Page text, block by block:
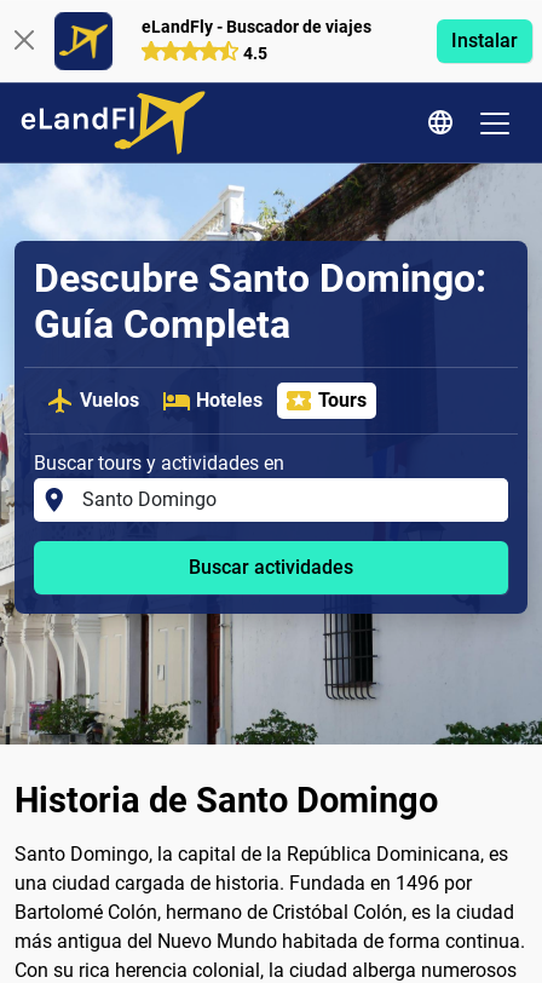
eLandFly - Buscador de viajes
4.5
Instalar
Descubre Santo Domingo:
Guía Completa
Vuelos Hoteles Tours
Buscar tours y actividades en
Buscar actividades
Historia de Santo Domingo
Santo Domingo, la capital de la República Dominicana, es
una ciudad cargada de historia. Fundada en 1496 por
Bartolomé Colón, hermano de Cristóbal Colón, es la ciudad
más antigua del Nuevo Mundo habitada de forma continua.
Con su rica herencia colonial, la ciudad alberga numerosos